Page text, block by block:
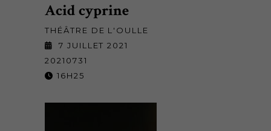
Acid cyprine
THÉÂTRE DE L'OULLE
7 JUILLET 2021
20210731
16H25